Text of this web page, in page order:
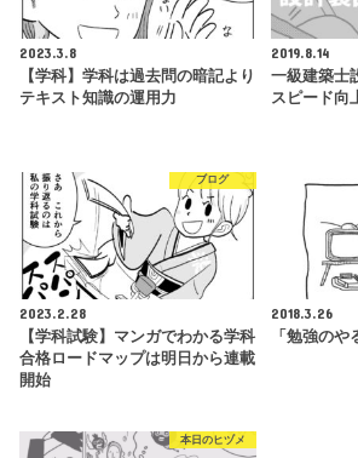
2023.3.8
【学科】学科は過去問の暗記より
テキスト知識の運用力
2019.8.14
一級建築士
スピード向
ブログ
2023.2.28
【学科試験】マンガでわかる学科
合格ロードマップは明日から連載
開始
2018.3.26
「勉強の
本日のヒヅメ